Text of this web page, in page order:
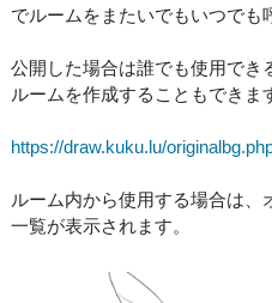
でルームをまたいでもいつでも
公開した場合は誰でも使用でき
ルームを作成することもできま
https://draw.kuku.lu/
ルーム内から使用する場合は、
一覧が表示されます。